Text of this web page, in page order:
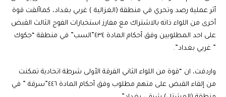
أثر عملية رصد وتحري في منطقة (الغزالية ) غربي بغداد، كماألقت قوة
أخرى من اللواء ذاته بالاشتراك مع مفارز استخبارات الفوج الثالث القبض
على احد المطلوبين وفق أحكام المادة ٤٣٤”السب” في منطقة “جكوك
” غربي بغداد”.
واردفت، ان “قوة من اللواء الثاني الفرقة الأولى شرطة اتحادية تمكنت
من إلقاء القبض على متهم مطلوب وفق أحكام المادة ٤٤٦”سرقة ” في